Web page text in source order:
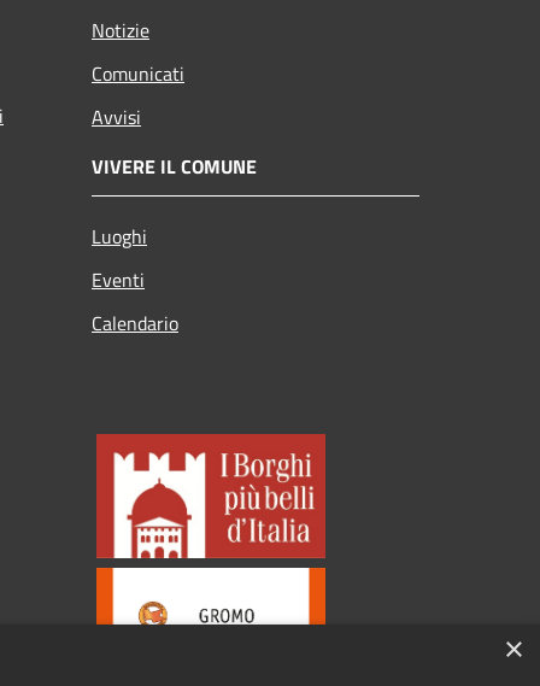
Notizie
Comunicati
Avvisi
VIVERE IL COMUNE
Luoghi
Eventi
Calendario
×